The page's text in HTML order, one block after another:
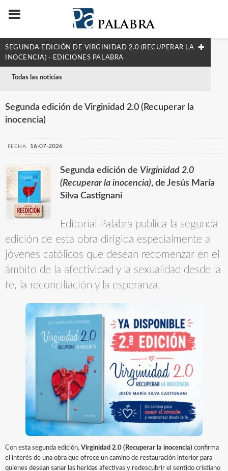
SEGUNDA EDICIÓN DE VIRGINIDAD 2.0 (RECUPERAR LA
INOCENCIA) - EDICIONES PALABRA
Todas las noticias
Segunda edición de Virginidad 2.0 (Recuperar la
inocencia)
FECHA: 16-07-2026
Segunda edición de Virginidad 2.0
(Recuperar la inocencia), de Jesús María
Silva Castignani
Editorial Palabra publica la segunda
edición de esta obra dirigida especialmente a
jóvenes católicos que desean recomenzar en el
ámbito de la afectividad y la sexualidad desde la
fe, la reconciliación y la esperanza.
Con esta segunda edición, Virginidad 2.0 (Recuperar la inocencia) confirma
el interés de una obra que ofrece un camino de restauración interior para
quienes desean sanar las heridas afectivas y redescubrir el sentido cristiano